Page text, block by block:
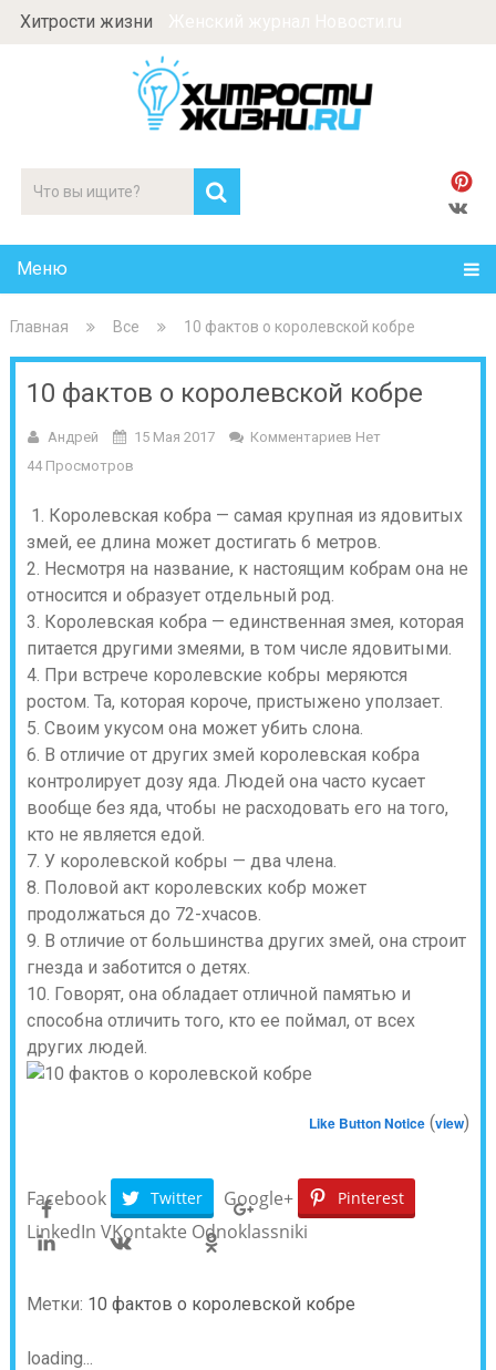
Хитрости жизни
Меню
Главная Все 10 фактов о королевской кобре
10 фактов о королевской кобре
Андрей 15 Мая 2017
Комментариев Нет
44 Просмотров
1. Королевская кобра — самая крупная из ядовитых
змей, ее длина может достигать 6 метров.
2. Несмотря на название, к настоящим кобрам она не
относится и образует отдельный род.
3. Королевская кобра — единственная змея, которая
питается другими змеями, в том числе ядовитыми.
4. При встрече королевские кобры меряются
ростом. Та, которая короче, пристыжено уползает.
5. Своим укусом она может убить слона.
6. В отличие от других змей королевская кобра
контролирует дозу яда. Людей она часто кусает
вообще без яда, чтобы не расходовать его на того,
кто не является едой.
7. У королевской кобры — два члена.
8. Половой акт королевских кобр может
продолжаться до 72-хчасов.
9. В отличие от большинства других змей, она строит
гнезда и заботится о детях.
10. Говорят, она обладает отличной памятью и
способна отличить того, кто ее поймал, от всех
других людей.
Like Button Notice (view)
Facebook Twitter Google+ Pinterest
LinkedIn VKontakte Odnoklassniki
Метки: 10 фактов о королевской кобре
loading...